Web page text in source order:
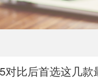
对比后首选这几款